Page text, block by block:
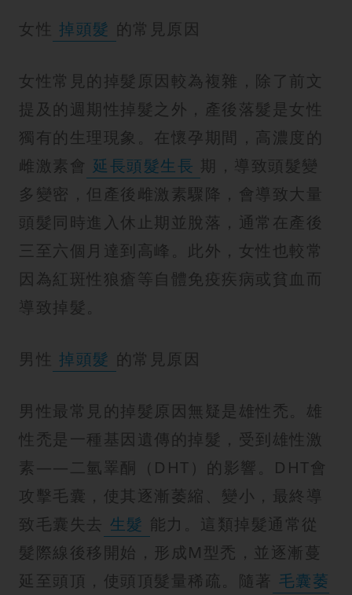
女性 掉頭髮 的常見原因
女性常見的掉髮原因較為複雜，除了前文
提及的週期性掉髮之外，產後落髮是女性
獨有的生理現象。在懷孕期間，高濃度的
雌激素會 延長頭髮生長
期，導致頭髮變
多變密，但產後雌激素驟降，會導致大量
頭髮同時進入休止期並脫落，通常在產後
三至六個月達到高峰。此外，女性也較常
因為紅斑性狼瘡等自體免疫疾病或貧血而
導致掉髮。
男性 掉頭髮 的常見原因
男性最常見的掉髮原因無疑是雄性禿。雄
性禿是一種基因遺傳的掉髮，受到雄性激
素——二氫睪酮（DHT）的影響。DHT會
攻擊毛囊，使其逐漸萎縮、變小，最終導
致毛囊失去 生髮 能力。這類掉髮通常從
髮際線後移開始，形成M型禿，並逐漸蔓
延至頭頂，使頭頂髮量稀疏。隨著 毛囊萎